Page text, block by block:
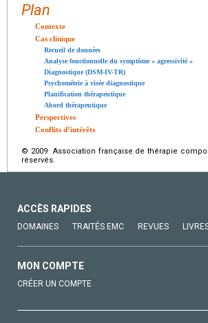
Plan
Contexte
Cas clinique
Recueil de données
Analyse fonctionnelle du symptôme « agressivité »
Diagnostique (DSM-IV-TR)
Psychométrie à visée diagnostique
Planification thérapeutique
Abord thérapeutique
Perspectives
Conflits d’intérêts
© 2009 Association française de thérapie
réservés.
ACCÈS RAPIDES
DOMAINES TRAITÉS EMC REVUES
MON COMPTE
CRÉER UN COMPTE